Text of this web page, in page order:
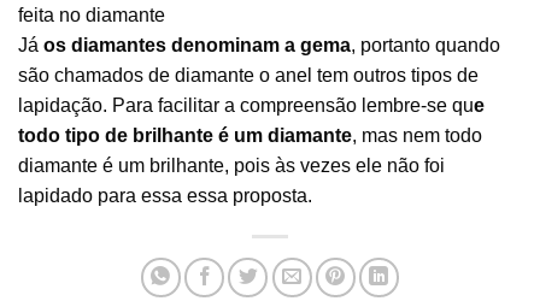
feita no diamante
Já os diamantes denominam a gema, portanto quando
são chamados de diamante o anel tem outros tipos de
lapidação. Para facilitar a compreensão lembre-se que
todo tipo de brilhante é um diamante, mas nem todo
diamante é um brilhante, pois às vezes ele não foi
lapidado para essa essa proposta.